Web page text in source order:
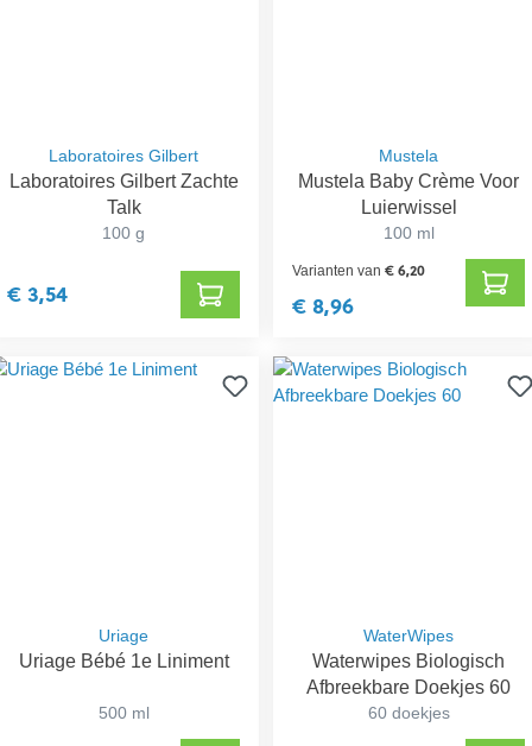
Laboratoires Gilbert
Laboratoires Gilbert Zachte
Talk
100 g
€ 3,54
Mustela
Mustela Baby Crème Voor
Luierwissel
100 ml
Varianten van€ 6,20
€ 8,96
Uriage
Uriage Bébé 1e Liniment
500 ml
WaterWipes
Waterwipes Biologisch
Afbreekbare Doekjes 60
60 doekjes